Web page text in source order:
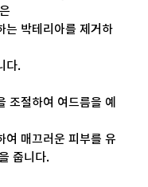
는 박테리아를 제거하
다.
조절하여 여드름을 예
여 매끄러운 피부를 유
줍니다.